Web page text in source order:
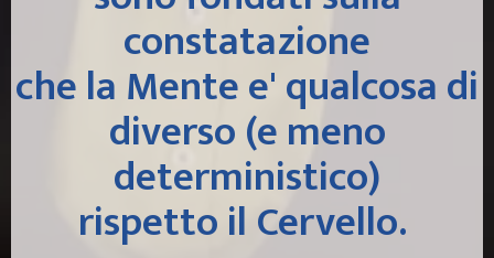
constatazione
che la Mente e' qualcosa di
diverso (e meno
deterministico)
rispetto il Cervello.